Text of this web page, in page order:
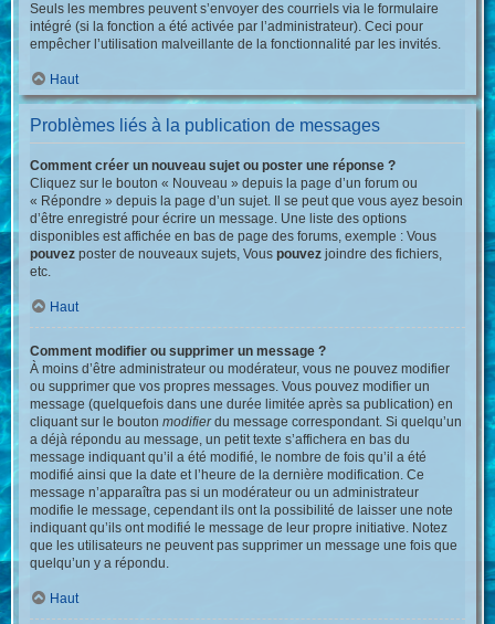
Seuls les membres peuvent s’envoyer des courriels via le formulaire
intégré (si la fonction a été activée par l’administrateur). Ceci pour
empêcher l’utilisation malveillante de la fonctionnalité par les invités.
Haut
Problèmes liés à la publication de messages
Comment créer un nouveau sujet ou poster une réponse ?
Cliquez sur le bouton « Nouveau » depuis la page d’un forum ou
« Répondre » depuis la page d’un sujet. Il se peut que vous ayez besoin
d’être enregistré pour écrire un message. Une liste des options
disponibles est affichée en bas de page des forums, exemple : Vous
pouvez poster de nouveaux sujets, Vouspouvez joindre des fichiers,
etc.
Haut
Comment modifier ou supprimer un message ?
À moins d’être administrateur ou modérateur, vous ne pouvez modifier
ou supprimer que vos propres messages. Vous pouvez modifier un
message (quelquefois dans une durée limitée après sa publication) en
cliquant sur le boutonmodifierdu message correspondant. Si quelqu’un
a déjà répondu au message, un petit texte s’affichera en bas du
message indiquant qu’il a été modifié, le nombre de fois qu’il a été
modifié ainsi que la date et l’heure de la dernière modification. Ce
message n’apparaîtra pas si un modérateur ou un administrateur
modifie le message, cependant ils ont la possibilité de laisser une note
indiquant qu’ils ont modifié le message de leur propre initiative. Notez
que les utilisateurs ne peuvent pas supprimer un message une fois que
quelqu’un y a répondu.
Haut